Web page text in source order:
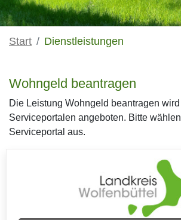
Start Dienstleistungen
Wohngeld beantragen
Die Leistung Wohngeld beantragen
Serviceportalen angeboten. Bitte
Serviceportal aus.